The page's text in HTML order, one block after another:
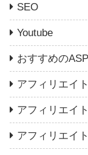
SEO
Youtube
おすすめのASP
アフィリエイ
アフィリエイ
アフィリエイ